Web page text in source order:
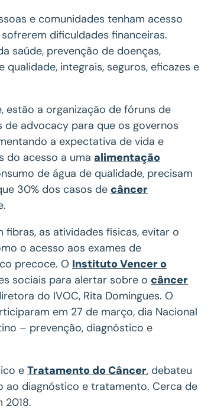
e comunidades tenham acesso
dificuldades financeiras.
saúde, prevenção de doenças,
qualidade, integrais, seguros, eficazes e
estão a organização de fóruns de
advocacy para que os governos
a expectativa de vida e
do acesso a uma alimentação
de água de qualidade, precisam
30% dos casos de câncer
as atividades físicas, evitar o
o acesso aos exames de
precoce. O Instituto Vencer o
sociais para alertar sobre o câncer
do IVOC, Rita Domingues. O
em 27 de março, dia Nacional
– prevenção, diagnóstico e
eTratamento do Câncer, debateu
diagnóstico e tratamento. Cerca de
2018.